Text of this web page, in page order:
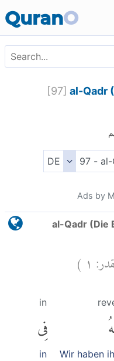
QuranO
[97] al-Qadr
Ads by
al-Qadr (Die
١ )
Wir haben
in
فِى
in